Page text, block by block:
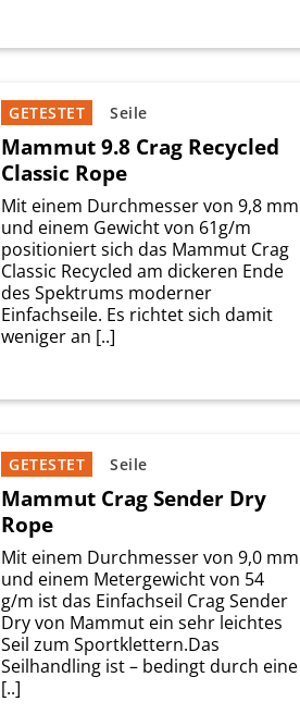
Seile
GETESTET
Mammut 9.8 Crag Recycled
Classic Rope
Mit einem Durchmesser von 9,8 mm
und einem Gewicht von 61g/m
positioniert sich das Mammut Crag
Classic Recycled am dickeren Ende
des Spektrums moderner
Einfachseile. Es richtet sich damit
weniger an [..]
Seile
GETESTET
Mammut Crag Sender Dry
Rope
Mit einem Durchmesser von 9,0 mm
und einem Metergewicht von 54
g/m ist das Einfachseil Crag Sender
Dry von Mammut ein sehr leichtes
Seil zum Sportklettern.Das
Seilhandling ist – bedingt durch eine
[..]